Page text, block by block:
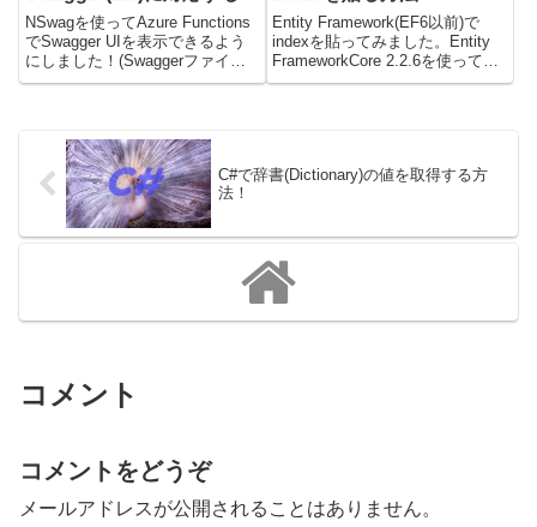
NSwagを使ってAzure Functions
でSwagger UIを表示できるよう
にしました！(Swaggerファイル
の書き出しも)OpenApi3.0も対応
ど、ど...
Entity Framework(EF6以前)で
indexを貼ってみました。Entity
FrameworkCore 2.2.6を使ってい
て、migrationに直接書く方法で
C#で辞書(Dictionary)の値を取得する方
法！
コメント
コメントをどうぞ
メールアドレスが公開されることはありません。